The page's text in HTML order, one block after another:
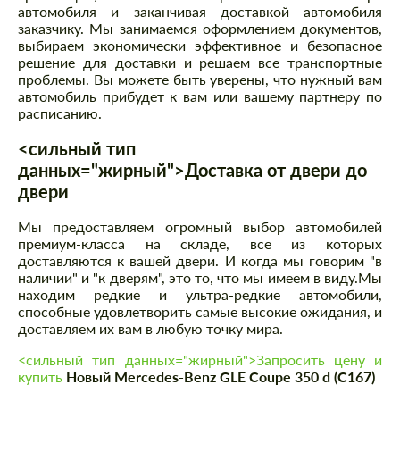
автомобиля и заканчивая доставкой автомобиля
заказчику. Мы занимаемся оформлением документов,
выбираем экономически эффективное и безопасное
решение для доставки и решаем все транспортные
проблемы. Вы можете быть уверены, что нужный вам
автомобиль прибудет к вам или вашему партнеру по
расписанию.
<сильный тип
данных="жирный">Доставка от двери до
двери
Мы предоставляем огромный выбор автомобилей
премиум-класса на складе, все из которых
доставляются к вашей двери. И когда мы говорим "в
наличии" и "к дверям", это то, что мы имеем в виду.Мы
находим редкие и ультра-редкие автомобили,
способные удовлетворить самые высокие ожидания, и
доставляем их вам в любую точку мира.
<сильный тип данных="жирный">Запросить цену и
купить Новый Mercedes-Benz GLE Coupe 350 d (C167)